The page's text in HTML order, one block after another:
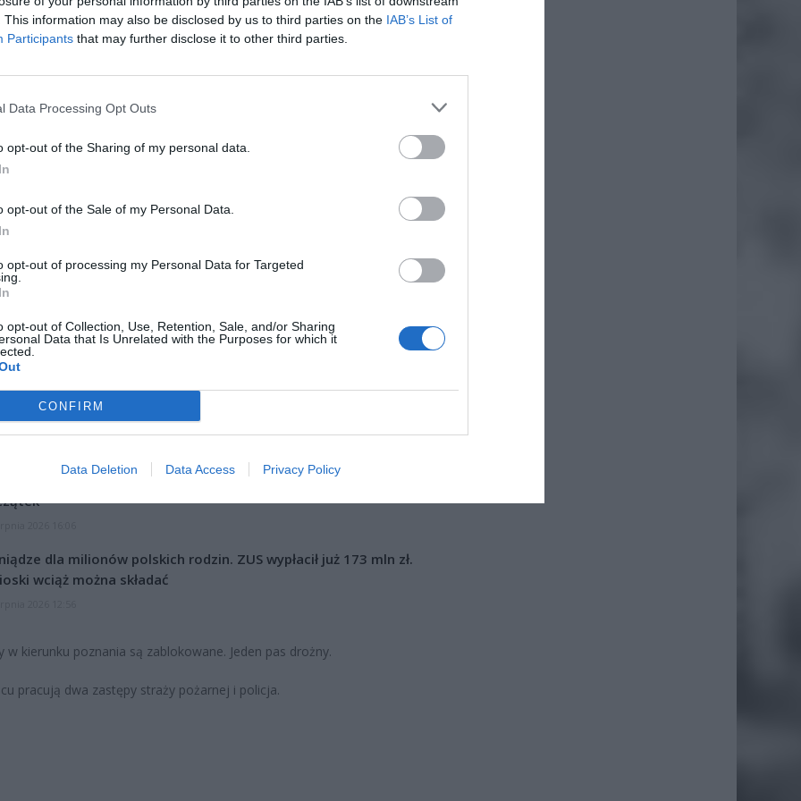
This information may also be disclosed by us to third parties on the IAB’s List of
Participants that may further disclose it to other third parties.
Data Processing Opt Outs
opt-out of the Sharing of my personal data.
opt-out of the Sale of my Personal Data.
opt-out of processing my Personal Data for Targeted
opt-out of Collection, Use, Retention, Sale, and/or Sharing
Data that Is Unrelated with the Purposes for which it
CONFIRM
Data Deletion Data Access Privacy Policy
nas do preferowanych źródeł w Google Dodaj
Warszawa w
przecenił hit do kuchni. Air fryer tańszy aż o 150 zł, a to dopiero
dla milionów polskich rodzin. ZUS wypłacił już 173 mln zł.
wciąż można składać
w kierunku poznania są zablokowane. Jeden pas drożny.
pracują dwa zastępy straży pożarnej i policja.